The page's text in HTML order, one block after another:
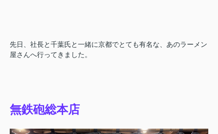
先日、社長と千葉氏と一緒に京都でとても有名な、あのラーメン
屋さんへ行ってきました。
無鉄砲総本店